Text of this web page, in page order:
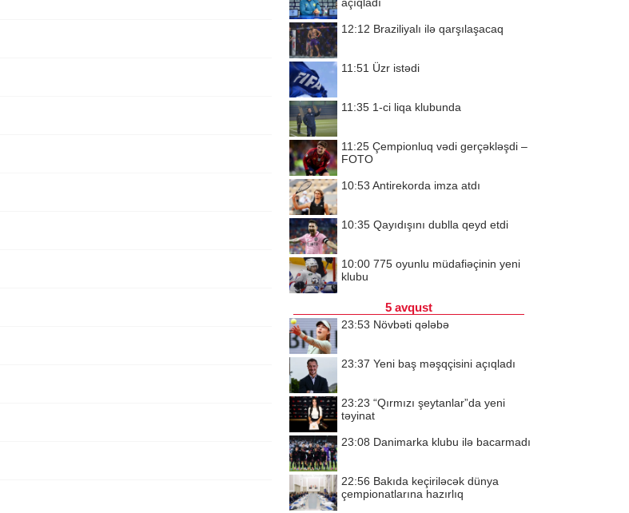
12:12 Braziliyalı ilə qarşılaşacaq
11:51 Üzr istədi
11:35 1-ci liqa klubunda
11:25 Çempionluq vədi gerçəkləşdi –
FOTO
10:53 Antirekorda imza atdı
10:35 Qayıdışını dublla qeyd etdi
10:00 775 oyunlu müdafiəçinin yeni
klubu
5 avqust
23:53 Növbəti qələbə
23:37 Yeni baş məşqçisini açıqladı
23:23 “Qırmızı şeytanlar”da yeni
təyinat
23:08 Danimarka klubu ilə bacarmadı
22:56 Bakıda keçiriləcək dünya
çempionatlarına hazırlıq